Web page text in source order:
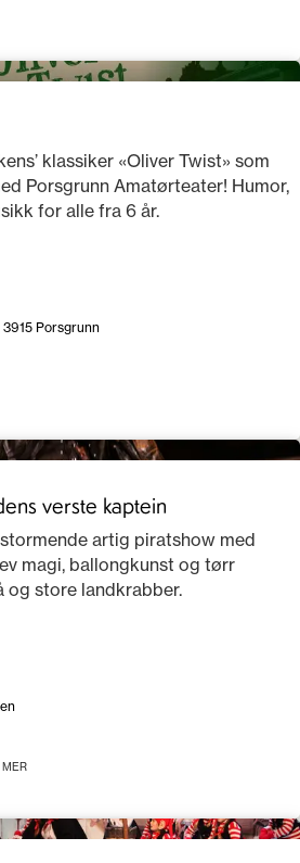
klassiker «Oliver Twist» som
Porsgrunn Amatørteater! Humor,
for alle fra 6 år.
Porsgrunn
verste kaptein
artig piratshow med
magi, ballongkunst og tørr
og store landkrabber.